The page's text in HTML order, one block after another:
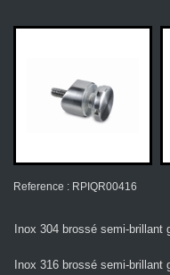
Reference : RPIQR00416
Inox 304 brossé semi-brillant
Inox 316 brossé semi-brillant